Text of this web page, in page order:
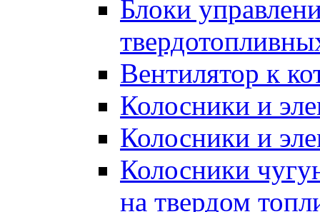
Блоки
Вентилятор к
Колосники и
Колосники и
Колосники
на твердом